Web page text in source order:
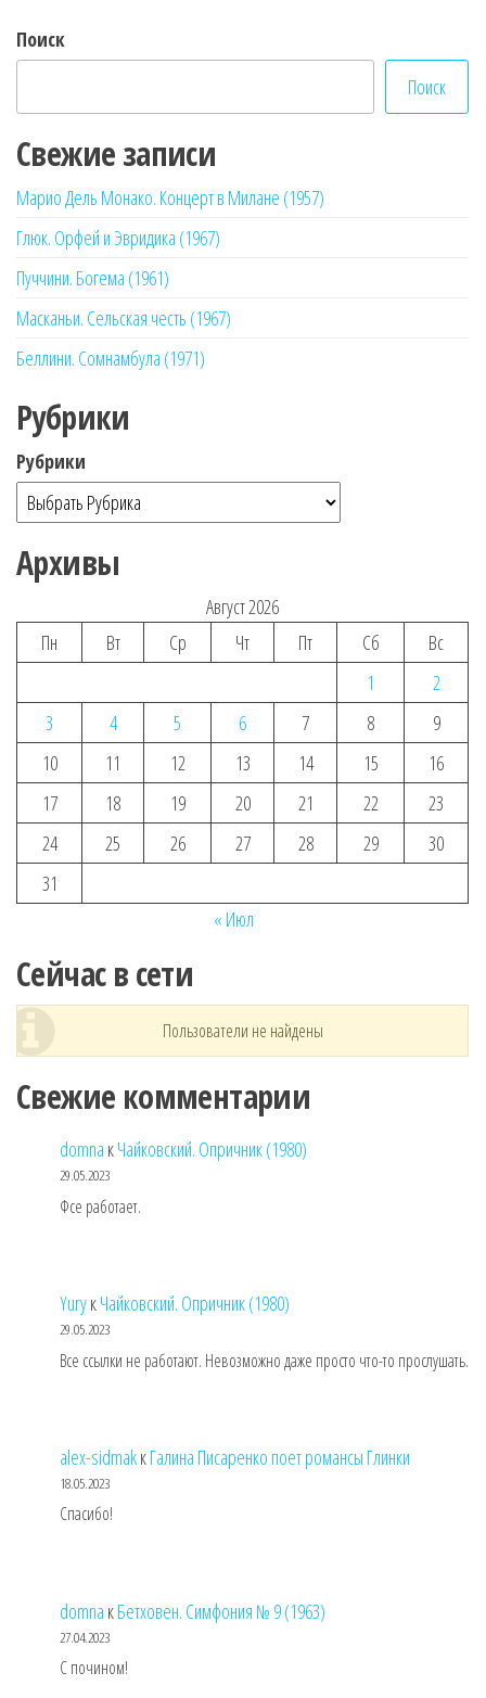
Поиск
Поиск
Свежие записи
Марио Дель Монако. Концерт в Милане (1957)
Глюк. Орфей и Эвридика (1967)
Пуччини. Богема (1961)
Масканьи. Сельская честь (1967)
Беллини. Сомнамбула (1971)
Рубрики
Рубрики
Архивы
Август 2026
Пн
Вт Ср Чт Пт Сб
Вс
1
2
3
4 5 6 7 8
9
10
11 12 13 14 15
16
17
18 19 20 21 22
23
24
25 26 27 28 29
30
31
« Июл
Сейчас в сети
Пользователи не найдены
Свежие комментарии
domna кЧайковский. Опричник (1980)
29.05.2023
Фсе работает.
YuryкЧайковский. Опричник (1980)
29.05.2023
Все ссылки не работают. Невозможно даже просто что-то прослушать.
alex-sidmakкГалина Писаренко поет романсы Глинки
18.05.2023
Спасибо!
domna кБетховен. Симфония № 9 (1963)
27.04.2023
С почином!